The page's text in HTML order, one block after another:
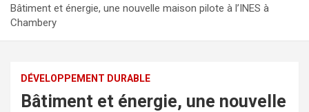
Bâtiment et énergie, une nouvelle maison pilote à l’INES à
Chambery
DÉVELOPPEMENT DURABLE
Bâtiment et énergie, une nouvelle